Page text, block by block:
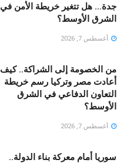
جدة… هل تتغير خريطة الأمن في
الشرق الأوسط؟
أغسطس 7, 2026
من الخصومة إلى الشراكة.. كيف
أعادت مصر وتركيا رسم خريطة
التعاون الدفاعي في الشرق
الأوسط؟
أغسطس 7, 2026
سوريا أمام معركة بناء الدولة..